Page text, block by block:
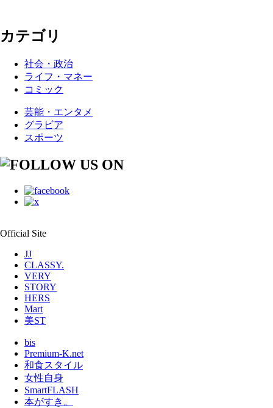
カテゴリ
社会・政治
ライフ・マネー
コミック
芸能・エンタメ
グラビア
スポーツ
Official Site
JJ
CLASSY.
VERY
STORY
HERS
Mart
美ST
bis
Premium-K.net
和食スタイル
女性自身
SmartFLASH
本がすき。